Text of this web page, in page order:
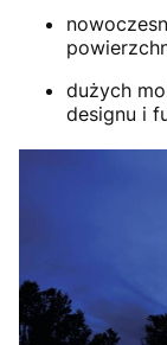
dużych
designu i